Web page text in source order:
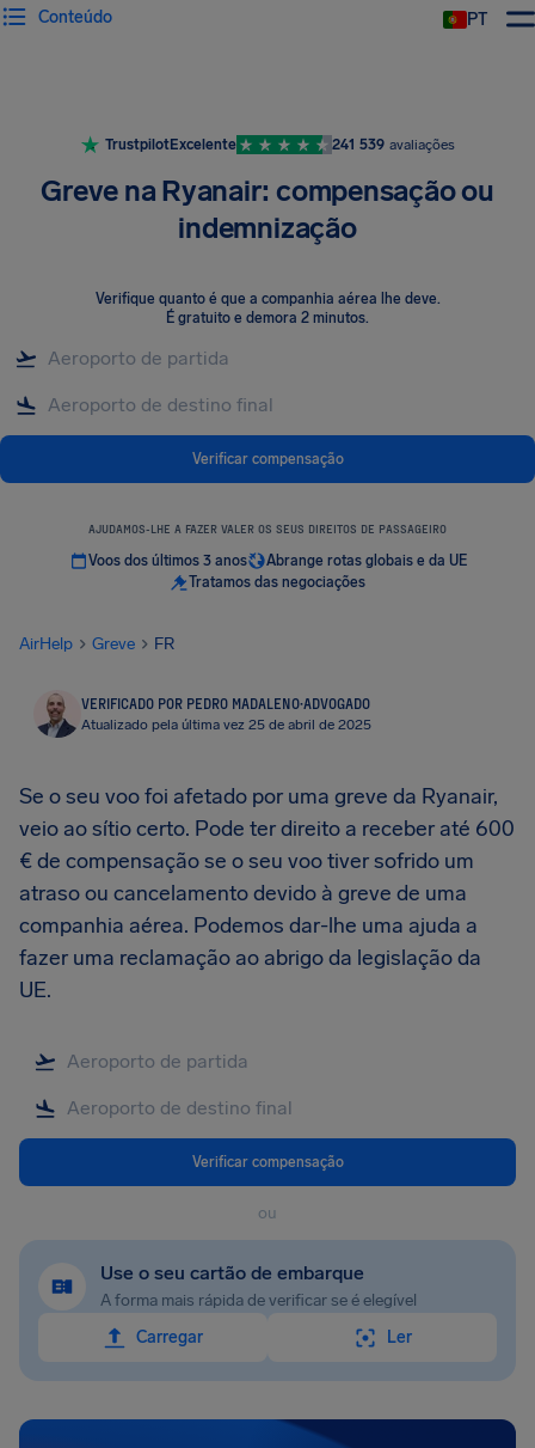
PT
Conteúdo
TrustpilotExcelente 241 539 avaliações
Greve na Ryanair: compensação ou
indemnização
Verifique quanto é que a companhia aérea lhe deve.
É gratuito e demora 2 minutos.
Verificar compensação
AJUDAMOS-LHE A FAZER VALER OS SEUS DIREITOS DE PASSAGEIRO
Voos dos últimos 3 anos
Abrange rotas globais e da UE
Tratamos das negociações
AirHelp Greve FR
VERIFICADO POR PEDRO MADALENO·ADVOGADO
Atualizado pela última vez 25 de abril de 2025
Se o seu voo foi afetado por uma greve da Ryanair,
veio ao sítio certo. Pode ter direito a receber até 600
€ de compensação se o seu voo tiver sofrido um
atraso ou cancelamento devido à greve de uma
companhia aérea. Podemos dar-lhe uma ajuda a
fazer uma reclamação ao abrigo da legislação da
UE.
Verificar compensação
ou
Use o seu cartão de embarque
A forma mais rápida de verificar se é elegível
Carregar
Ler